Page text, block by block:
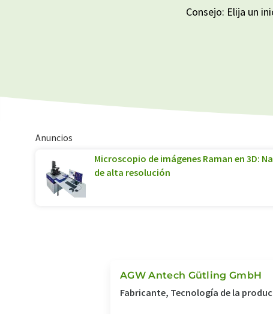
Consejo: Elija un
Anuncios
Microscopio de imágenes Raman en 3D:
de alta resolución
AGW Antech Gütling GmbH
Fabricante, Tecnología de la